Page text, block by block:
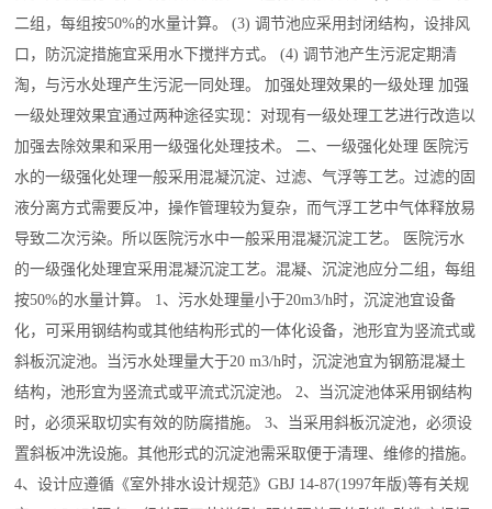
二组，每组按50%的水量计算。 (3) 调节池应采用封闭结构，设排风
口，防沉淀措施宜采用水下搅拌方式。 (4) 调节池产生污泥定期清
淘，与污水处理产生污泥一同处理。 加强处理效果的一级处理 加强
一级处理效果宜通过两种途径实现：对现有一级处理工艺进行改造以
加强去除效果和采用一级强化处理技术。 二、一级强化处理 医院污
水的一级强化处理一般采用混凝沉淀、过滤、气浮等工艺。过滤的固
液分离方式需要反冲，操作管理较为复杂，而气浮工艺中气体释放易
导致二次污染。所以医院污水中一般采用混凝沉淀工艺。 医院污水
的一级强化处理宜采用混凝沉淀工艺。混凝、沉淀池应分二组，每组
按50%的水量计算。 1、污水处理量小于20m3/h时，沉淀池宜设备
化，可采用钢结构或其他结构形式的一体化设备，池形宜为竖流式或
斜板沉淀池。当污水处理量大于20 m3/h时，沉淀池宜为钢筋混凝土
结构，池形宜为竖流式或平流式沉淀池。 2、当沉淀池体采用钢结构
时，必须采取切实有效的防腐措施。 3、当采用斜板沉淀池，必须设
置斜板冲洗设施。其他形式的沉淀池需采取便于清理、维修的措施。
4、设计应遵循《室外排水设计规范》GBJ 14-87(1997年版)等有关规